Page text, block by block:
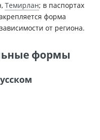
Темирлан; в паспортах
форма
от региона.
формы